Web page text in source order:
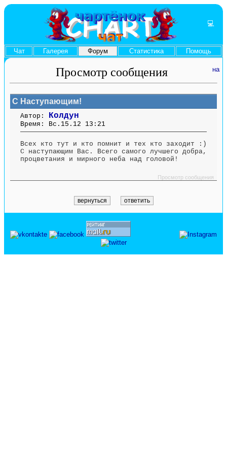
💻
Чат Галерея Форум Статистика Помощь
Просмотр сообщения
С Наступающим!
Автор: Колдун
Время: Вс.15.12 13:21
Всех кто тут и кто помнит и тех кто заходит :)
С наступающим Вас. Всего самого лучшего добра,
процветания и мирного неба над головой!
Просмотр сообщения